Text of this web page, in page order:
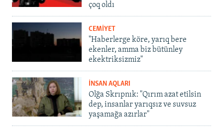
çoq oldı
CEMİYET
"Haberlerge köre, yarıq bere
ekenler, amma biz bütünley
ekektriksizmiz"
İNSAN AQLARI
Olğa Skrıpnık: "Qırım azat etilsin
dep, insanlar yarıqsız ve suvsuz
yaşamağa azırlar"